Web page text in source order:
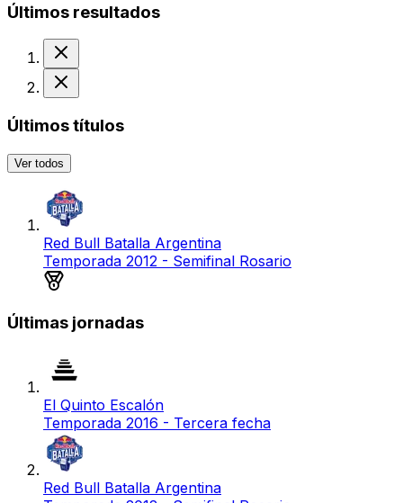
Últimos resultados
Últimos títulos
Ver todos
Red Bull Batalla Argentina
Temporada 2012 - Semifinal Rosario
Últimas jornadas
El Quinto Escalón
Temporada 2016 - Tercera fecha
Red Bull Batalla Argentina